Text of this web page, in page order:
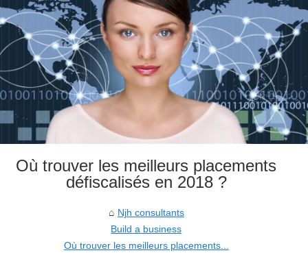
Où trouver les meilleurs placements
défiscalisés en 2018 ?
Njh consultants
Build a business
Où trouver les meilleurs placements...